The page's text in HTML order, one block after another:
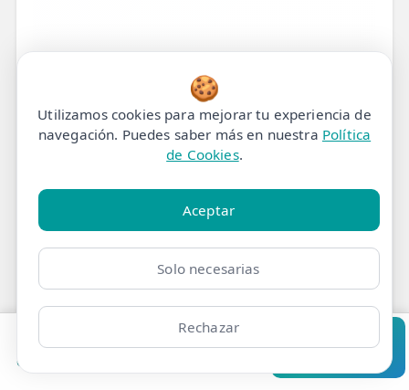
Clínicas
Pedir cita Consultar
🍪
Utilizamos cookies para mejorar tu experiencia de
navegación. Puedes saber más en nuestra Política
de Cookies.
Aceptar
Solo necesarias
Rechazar